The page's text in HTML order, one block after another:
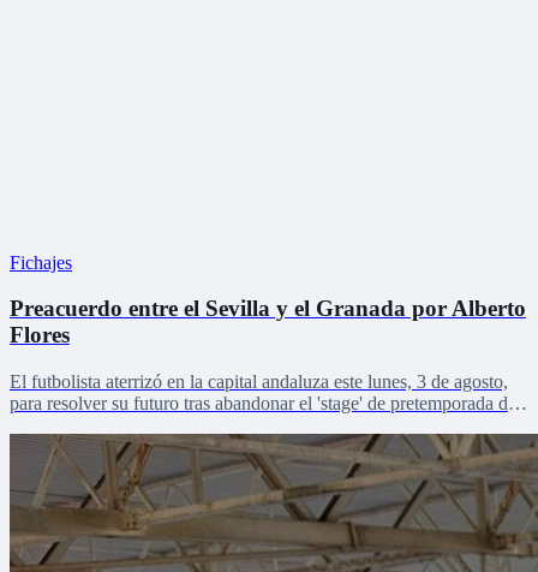
Fichajes
Preacuerdo entre el Sevilla y el Granada por Alberto
Flores
El futbolista aterrizó en la capital andaluza este lunes, 3 de agosto,
para resolver su futuro tras abandonar el 'stage' de pretemporada del